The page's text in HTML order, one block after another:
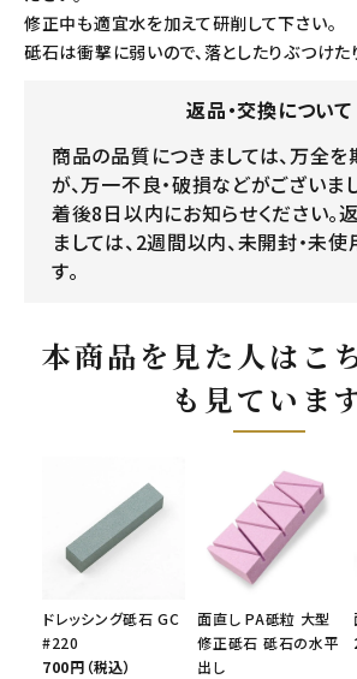
修正中も適宜水を加えて研削して下さい。
砥石は衝撃に弱いので、落としたりぶつけた
返品・交換について
商品の品質につきましては、万全を
が、万一不良・破損などがございま
着後8日以内にお知らせください。
ましては、2週間以内、未開封・未
す。
本商品を見た人はこ
も見ていま
ドレッシング砥石 GC
#220
700円（税込）
面直し PA砥粒 大型
修正砥石 砥石の水平
出し